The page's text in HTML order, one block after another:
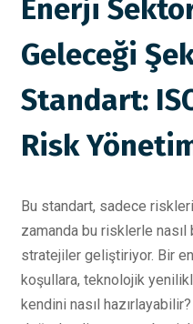
Enerji
Geleceği
Standart:
Risk
Bu standart, sadece riskleri
zamanda bu risklerle nasıl
stratejiler geliştiriyor. Bir
koşullara, teknolojik
kendini nasıl